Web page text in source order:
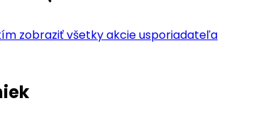
zobraziť všetky akcie usporiadateľa